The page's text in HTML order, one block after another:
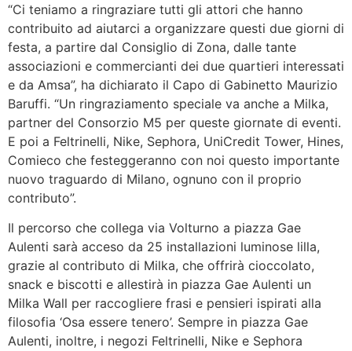
“Ci teniamo a ringraziare tutti gli attori che hanno
contribuito ad aiutarci a organizzare questi due giorni di
festa, a partire dal Consiglio di Zona, dalle tante
associazioni e commercianti dei due quartieri interessati
e da Amsa”, ha dichiarato il Capo di Gabinetto Maurizio
Baruffi. “Un ringraziamento speciale va anche a Milka,
partner del Consorzio M5 per queste giornate di eventi.
E poi a Feltrinelli, Nike, Sephora, UniCredit Tower, Hines,
Comieco che festeggeranno con noi questo importante
nuovo traguardo di Milano, ognuno con il proprio
contributo”.
Il percorso che collega via Volturno a piazza Gae
Aulenti sarà acceso da 25 installazioni luminose lilla,
grazie al contributo di Milka, che offrirà cioccolato,
snack e biscotti e allestirà in piazza Gae Aulenti un
Milka Wall per raccogliere frasi e pensieri ispirati alla
filosofia ‘Osa essere tenero’. Sempre in piazza Gae
Aulenti, inoltre, i negozi Feltrinelli, Nike e Sephora